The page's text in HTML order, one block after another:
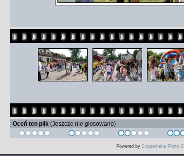
Oceń ten plik (Jeszcze nie głosowano)
Powered by Coppermine Photo